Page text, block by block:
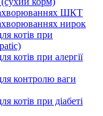
ШКТ
нирок
котів при
котів при алергії
контролю ваги
котів при діабеті